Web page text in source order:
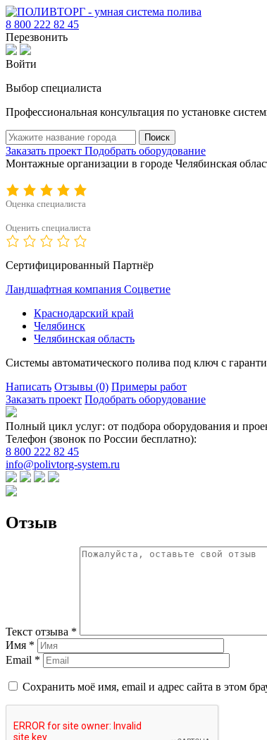
8 800 222 82 45
Перезвонить
Войти
Выбор специалиста
Профессиональная консультация по установке
Поиск
Заказать проект Подобрать оборудование
Монтажные организации в городе Челябинская
Оценка специалиста
Оценить специалиста
Сертифицированный Партнёр
Ландшафтная компания Соцветие
Краснодарский край
Челябинск
Челябинская область
Системы автоматического полива под ключ с
Написать Отзывы (0) Примеры работ
Заказать проект Подобрать оборудование
Полный цикл услуг: от подбора оборудования и
Телефон (звонок по России бесплатно):
8 800 222 82 45
info@polivtorg-system.ru
Отзыв
Текст отзыва *
Имя *
Email *
Сохранить моё имя, email и адрес сайта в этом